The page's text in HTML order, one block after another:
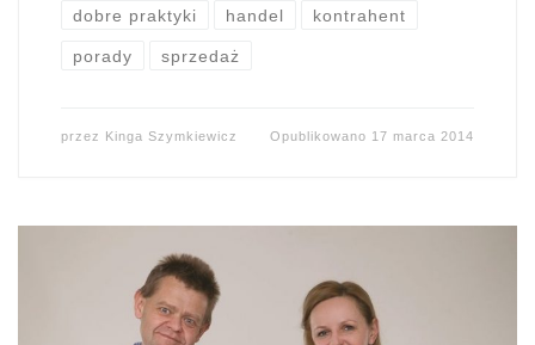
dobre praktyki handel kontrahent
porady sprzedaż
przez Kinga Szymkiewicz Opublikowano 17 marca 2014